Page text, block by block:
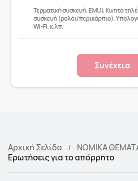
Τερματική συσκευή, EMUI, Κινητό
συσκευή (ρολόι/περικάρπιο),
Wi-Fi, κ.λπ.
Συνέχεια
Αρχική Σελίδα
ΝΟΜΙΚΑ
Ερωτήσεις για το απόρρητο